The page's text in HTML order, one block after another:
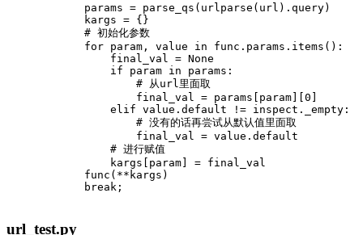
params = parse_qs ( urlparse ( url ). query)
kargs = {}
for param , value in func . params . items ():
final_val
= None
if
param in params :
final_val
= params param 0
elif value . default != inspect . _empty :
final_val
= value . default
kargs
param = final_val
func ( ** kargs )
break ;
url_test.py